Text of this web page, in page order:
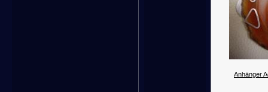
Anhänger